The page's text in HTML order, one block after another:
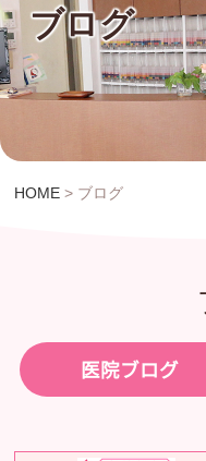
ブログ
HOME > ブログ
医院ブログ